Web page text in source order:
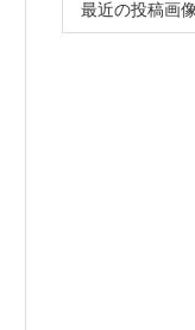
最近の投稿画